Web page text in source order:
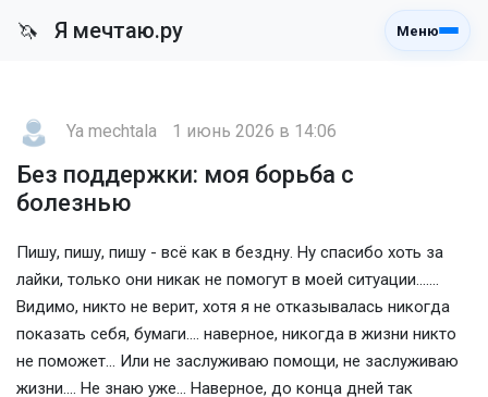
🦄 Я мечтаю.ру Меню
Ya mechtala 1 июнь 2026 в 14:06
Без поддержки: моя борьба с
болезнью
Пишу, пишу, пишу - всë как в бездну. Ну спасибо хоть за
лайки, только они никак не помогут в моей ситуации.......
Видимо, никто не верит, хотя я не отказывалась никогда
показать себя, бумаги.... наверное, никогда в жизни никто
не поможет... Или не заслуживаю помощи, не заслуживаю
жизни.... Не знаю уже... Наверное, до конца дней так